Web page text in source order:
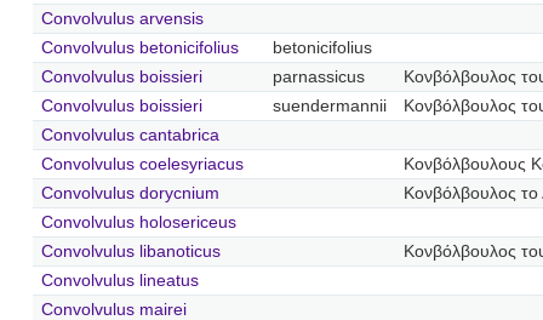
Convolvulus arvensis
Convolvulus betonicifolius
betonicifolius
Convolvulus boissieri
parnassicus
Κονβόλβουλος
Convolvulus boissieri
suendermannii
Κονβόλβουλος
Convolvulus cantabrica
Convolvulus coelesyriacus
Κονβόλβουλους
Convolvulus dorycnium
Κονβόλβουλος το
Convolvulus holosericeus
Convolvulus libanoticus
Κονβόλβουλος
Convolvulus lineatus
Convolvulus mairei